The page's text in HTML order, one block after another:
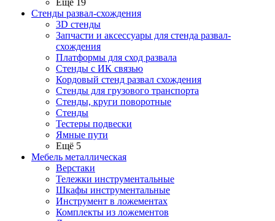
Ещё 19
Стенды развал-схождения
3D стенды
Запчасти и аксессуары для стенда развал-
схождения
Платформы для сход развала
Стенды с ИК связью
Кордовый стенд развал схождения
Стенды для грузового транспорта
Стенды, круги поворотные
Стенды
Тестеры подвески
Ямные пути
Ещё 5
Мебель металлическая
Верстаки
Тележки инструментальные
Шкафы инструментальные
Инструмент в ложементах
Комплекты из ложементов